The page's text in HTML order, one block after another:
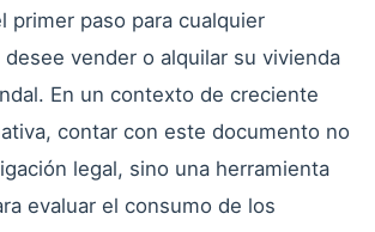
primer paso para cualquier
vender o alquilar su vivienda
En un contexto de creciente
contar con este documento no
legal, sino una herramienta
evaluar el consumo de los